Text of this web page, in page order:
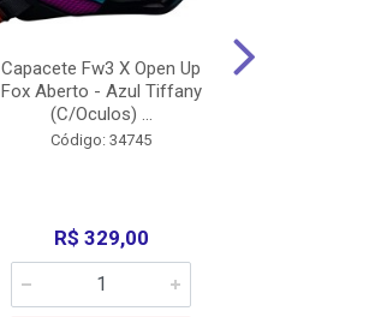
Capacete Fw3 X Open Up
Fox Aberto - Azul Tiffany
(C/Oculos) ...
Código: 34745
R$ 329,00